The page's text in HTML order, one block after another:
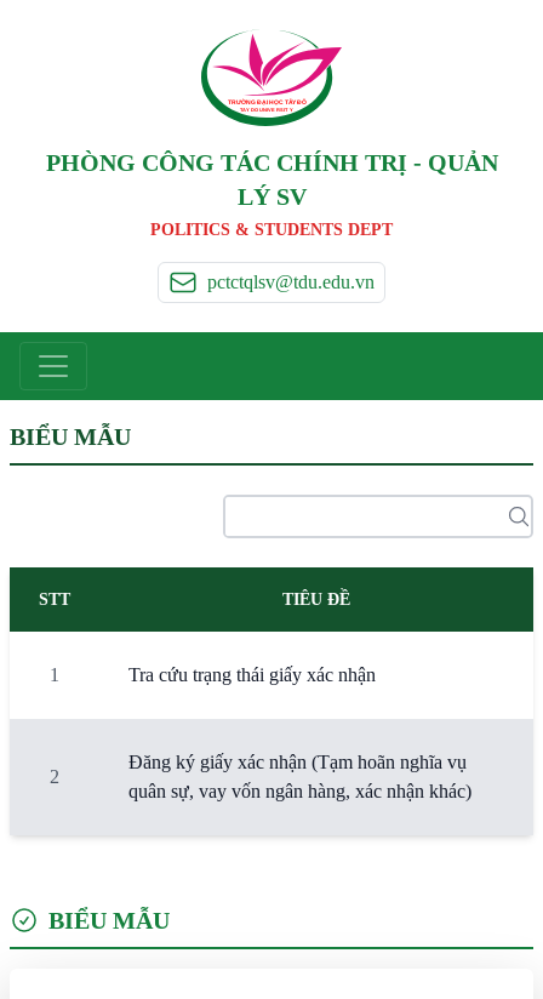
TRƯỜNG ĐẠI HỌC TÂY ĐÔ
TAY DO UNIVERSIT Y
PHÒNG CÔNG TÁC CHÍNH TRỊ - QUẢN
LÝ SV
POLITICS & STUDENTS DEPT
pctctqlsv@tdu.edu.vn
BIỂU MẪU
STT TIÊU ĐỀ
1 Tra cứu trạng thái giấy xác nhận
2
Đăng ký giấy xác nhận (Tạm hoãn nghĩa vụ
quân sự, vay vốn ngân hàng, xác nhận khác)
BIỂU MẪU